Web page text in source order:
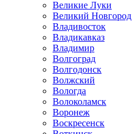
Великие Луки
Великий Новгород
Владивосток
Владикавказ
Владимир
Волгоград
Волгодонск
Волжский
Вологда
Волоколамск
Воронеж
Воскресенск